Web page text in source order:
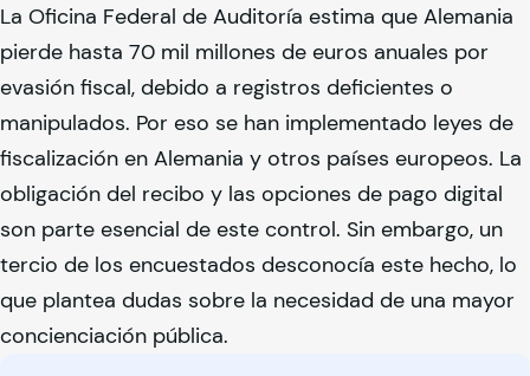
La Oficina Federal de Auditoría estima que Alemania
pierde hasta 70 mil millones de euros anuales por
evasión fiscal, debido a registros deficientes o
manipulados. Por eso se han implementado leyes de
fiscalización en Alemania y otros países europeos. La
obligación del recibo y las opciones de pago digital
son parte esencial de este control. Sin embargo, un
tercio de los encuestados desconocía este hecho, lo
que plantea dudas sobre la necesidad de una mayor
concienciación pública.